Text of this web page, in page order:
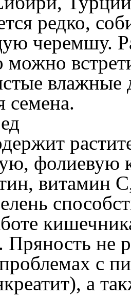
редко,
черемшу.
можно
влажные
семена.
фолиевую
витамин
Пряность не
с
а